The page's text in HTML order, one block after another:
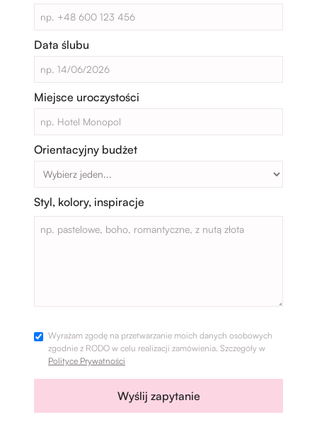
Data ślubu
Miejsce uroczystości
Orientacyjny budżet
Styl, kolory, inspiracje
Wyrażam zgodę na przetwarzanie moich danych osobowych
zgodnie z RODO w celu realizacji zamówienia. Szczegóły w
Polityce Prywatności